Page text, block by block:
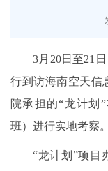
3月20日至21
行到访海南空天信
院承担的“龙计划
班）进行实地考察。
“龙计划”项目